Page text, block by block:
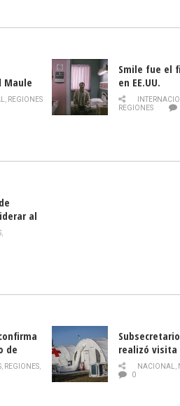
Maule
de la
, REGIONES
Smile fue el
en EE.UU.
REGIONES
al
,
de
, REGIONES,
realizó visita
Hospital
Río
NACIONAL,
0